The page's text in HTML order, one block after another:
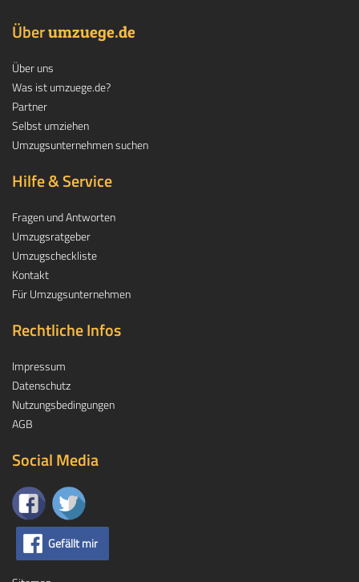
Überumzuege.de
Über uns
Was ist umzuege.de?
Partner
Selbst umziehen
Umzugsunternehmen suchen
Hilfe & Service
Fragen und Antworten
Umzugsratgeber
Umzugscheckliste
Kontakt
Für Umzugsunternehmen
Rechtliche Infos
Impressum
Datenschutz
Nutzungsbedingungen
AGB
Social Media
Gefällt mir